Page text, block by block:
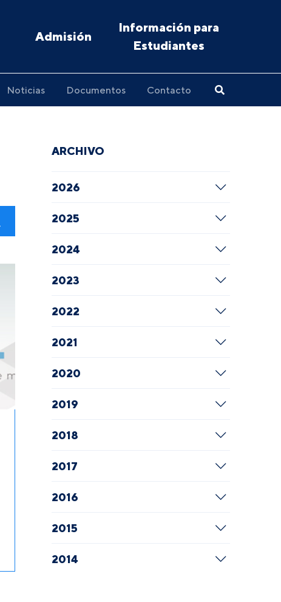
Admisión
Información para
Estudiantes
Noticias Documentos Contacto
ARCHIVO
2026
2025
2024
2023
2022
2021
2020
2019
2018
2017
2016
2015
2014